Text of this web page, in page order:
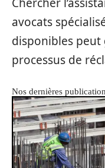
avocats
disponibles
processus de
Nos dernières